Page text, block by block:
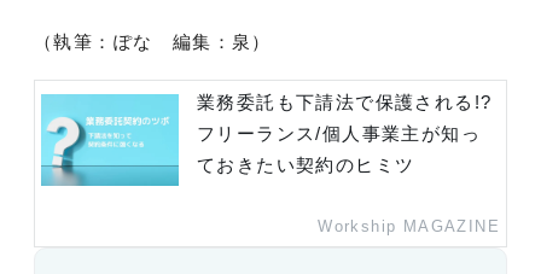
（執筆：ぽな 編集：泉）
業務委託も下請法で保護される!?
フリーランス/個人事業主が知っ
ておきたい契約のヒミツ
Workship MAGAZINE